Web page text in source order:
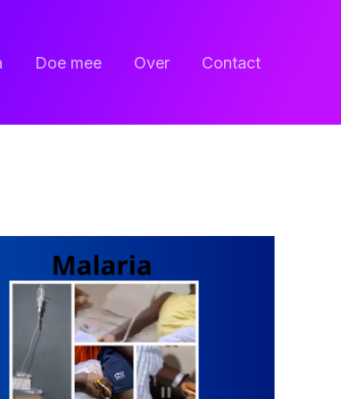
Doe mee Over Contact